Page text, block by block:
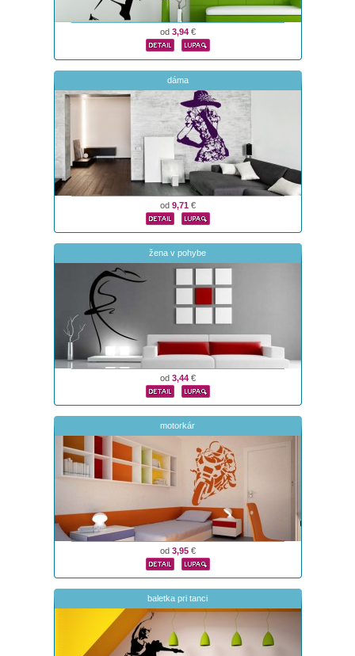
od 3,94€
dáma
od 9,71€
žena v pohybe
od 3,44€
motorkár
od 3,95€
baletka pri tanci